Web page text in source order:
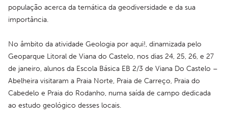
população acerca da temática da geodiversidade e da sua
importância.
No âmbito da atividade Geologia por aqui!, dinamizada pelo
Geoparque Litoral de Viana do Castelo, nos dias 24, 25, 26, e 27
de janeiro, alunos da Escola Básica EB 2/3 de Viana Do Castelo –
Abelheira visitaram a Praia Norte, Praia de Carreço, Praia do
Cabedelo e Praia do Rodanho, numa saída de campo dedicada
ao estudo geológico desses locais.